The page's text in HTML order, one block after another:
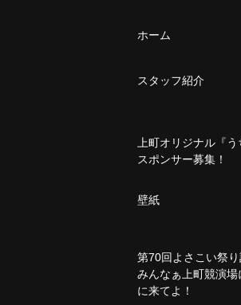
ホーム
スタッフ紹介
上町オリジナル『う
スポンサー募集！
壁紙
第70回よさこい祭り
みんなぁ上町競演場
に来てよ！